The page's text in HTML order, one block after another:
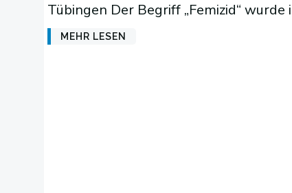
Tübingen Der Begriff „Femizid“ wurde
MEHR LESEN